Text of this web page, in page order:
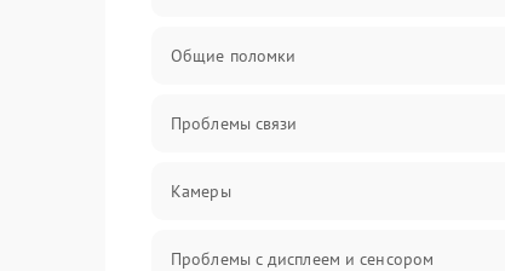
Общие поломки
Проблемы связи
Камеры
Проблемы с дисплеем и сенсором